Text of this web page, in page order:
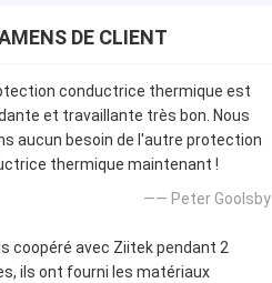
DE CLIENT
conductrice thermique est
et travaillante très bon. Nous
aucun besoin de l'autre protection
thermique maintenant !
—— Peter Goolsby
coopéré avec Ziitek pendant 2
ils ont fourni les matériaux